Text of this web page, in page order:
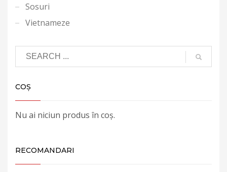
Sosuri
Vietnameze
COȘ
Nu ai niciun produs în coș.
RECOMANDARI